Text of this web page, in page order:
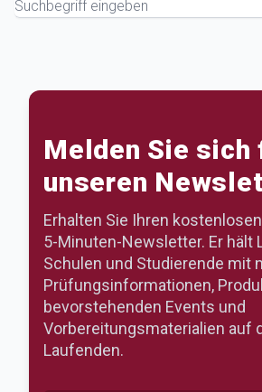
Melden Sie sich
unseren
Erhalten Sie Ihren
5-Minuten-Newsletter. Er hält
Schulen und Studierende mit
Prüfungsinformationen,
bevorstehenden Events und
Vorbereitungsmaterialien auf
Laufenden.